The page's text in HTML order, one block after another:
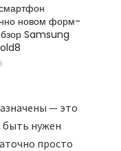
новом форм-
Samsung
— это
быть нужен
просто